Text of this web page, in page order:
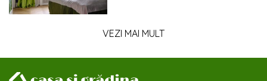
VEZI MAI MULT